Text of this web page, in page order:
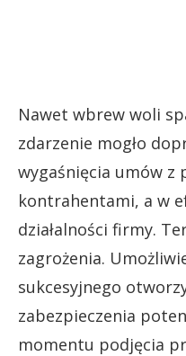
Nawet wbrew woli
zdarzenie mogło
wygaśnięcia umów z
kontrahentami, a w
działalności firmy.
zagrożenia.
sukcesyjnego
zabezpieczenia
momentu podjęcia